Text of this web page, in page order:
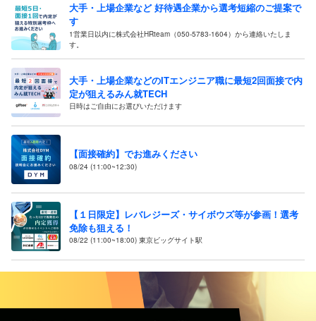
大手・上場企業など 好待遇企業から選考短縮のご提案で
す
1営業日以内に株式会社HRteam（050-5783-1604）から連絡いたしま
す。
大手・上場企業などのITエンジニア職に最短2回面接で内
定が狙えるみん就TECH
日時はご自由にお選びいただけます
【面接確約】でお進みください
08/24 (11:00~12:30)
【１日限定】レバレジーズ・サイボウズ等が参画！選考
免除も狙える！
08/22 (11:00~18:00) 東京ビッグサイト駅